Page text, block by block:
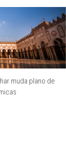
muda plano de